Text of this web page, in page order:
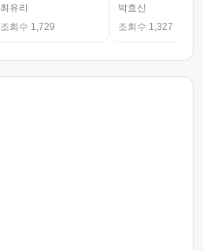
최유리
조회수 1,729
박효신
조회수 1,327